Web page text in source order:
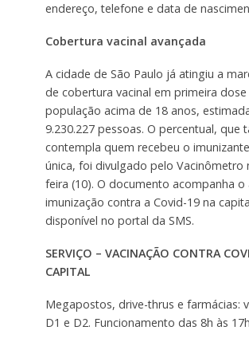
endereço, telefone e data de
Cobertura vacinal avançada
A cidade de São Paulo já atingiu a
de cobertura vacinal em primeira dose
população acima de 18 anos,
9.230.227 pessoas. O percentual, que
contempla quem recebeu o
única, foi divulgado pelo Vacinômetro
feira (10). O documento acompanha o
imunização contra a Covid-19 na
disponível no portal da SMS.
SERVIÇO – VACINAÇÃO CONTRA
CAPITAL
Megapostos, drive-thrus e farmácias:
D1 e D2. Funcionamento das 8h às